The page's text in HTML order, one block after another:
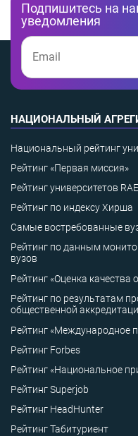
Подпишитесь на
уведомления
НАЦИОНАЛЬНЫЙ
Национальный рейтинг
Рейтинг «Первая миссия»
Рейтинг университетов
Рейтинг по индексу Хирша
Самые востребованные
Рейтинг по данным
вузов
Рейтинг «Оценка качества
Рейтинг по результатам
общественной
Рейтинг «Международное
Рейтинг Forbes
Рейтинг «Национальное
Рейтинг Superjob
Рейтинг HeadHunter
Рейтинг Табитуриент